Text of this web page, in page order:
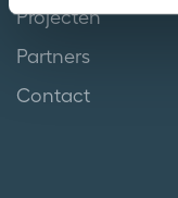
Projecten
Partners
Contact